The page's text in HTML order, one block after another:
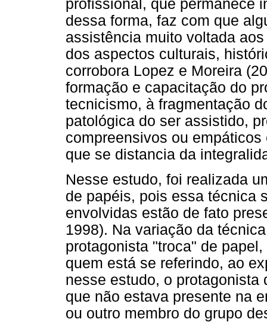
profissional, que permanece
dessa forma, faz com que
assistência muito voltada
dos aspectos culturais,
corrobora Lopez e Moreira
formação e capacitação do
tecnicismo, à fragmentação
patológica do ser assistido,
compreensivos ou
que se distancia da
Nesse estudo, foi realizada
de papéis, pois essa técnica
envolvidas estão de fato
1998). Na variação da
protagonista "troca" de
quem está se referindo, ao
nesse estudo, o
que não estava presente na
ou outro membro do grupo